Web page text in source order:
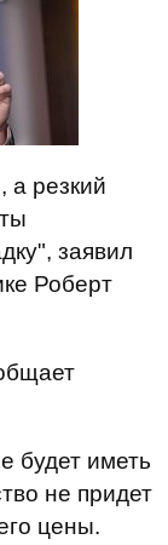
а резкий
заявил
Роберт
будет иметь
не придет
цены.